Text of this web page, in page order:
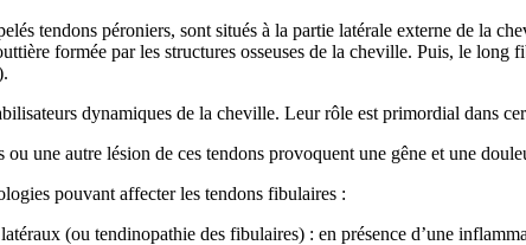
tendons péroniers, sont situés à la partie latérale externe de la
formée par les structures osseuses de la cheville. Puis, le
dynamiques de la cheville. Leur rôle est primordial dans
une autre lésion de ces tendons provoquent une gêne et une
pouvant affecter les tendons fibulaires :
(ou tendinopathie des fibulaires) : en présence d’une